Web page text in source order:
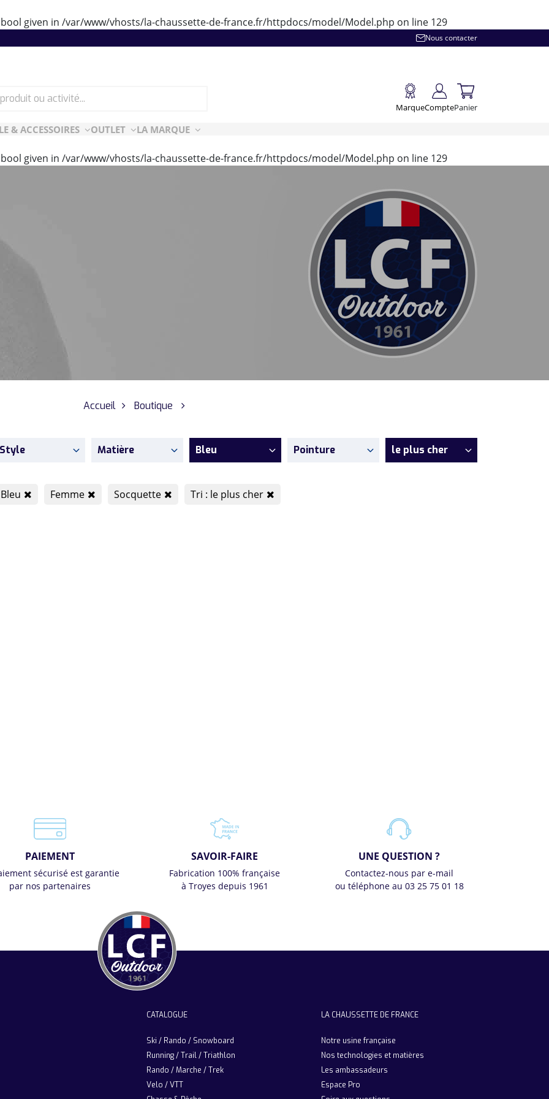
given in /var/www/vhosts/la-chaussette-de-france.fr/httpdocs/model/Model.php on line 129
Nous contacter
MarqueComptePanier
ESSENTIELLES
Style
& ACCESSOIRES OUTLET LA MARQUE
given in /var/www/vhosts/la-chaussette-de-france.fr/httpdocs/model/Model.php on line 129
Accueil Boutique
Style Matière Bleu Pointure le plus cher
Bleu Femme Socquette Tri : le plus cher
PAIEMENT
sécurisé est garantie
par nos partenaires
SAVOIR-FAIRE
Fabrication 100% française
à Troyes depuis 1961
UNE QUESTION ?
Contactez-nous par e-mail
ou téléphone au 03 25 75 01 18
CATALOGUE
Ski / Rando / Snowboard
Running / Trail / Triathlon
Rando / Marche / Trek
Velo / VTT
LA CHAUSSETTE DE FRANCE
Notre usine française
Nos technologies et matières
Les ambassadeurs
Espace Pro